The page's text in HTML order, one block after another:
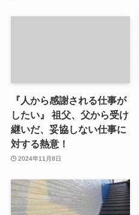
『人から感謝される仕事が
したい』 祖父、父から受け
継いだ、妥協しない仕事に
対する熱意！
2024年11月8日